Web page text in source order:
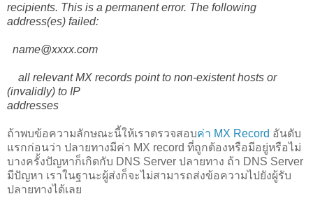
recipients. This is a permanent error. The following
address(es) failed:
name@xxxx.com
all relevant MX records point to non-existent hosts or
(invalidly) to IP
addresses
ถ้าพบข้อความลักษณะนี้ให้เราตรวจสอบค่า MX Record อันดับ
แรกก่อนว่า ปลายทางมีค่า MX record ที่ถูกต้องหรือมีอยู่หรือไม่
บางครั้งปัญหาก็เกิดกับ DNS Server ปลายทาง ถ้า DNS Server
มีปัญหา เราในฐานะผู้ส่งก็จะไม่สามารถส่งข้อความไปยังผู้รับ
ปลายทางได้เลย